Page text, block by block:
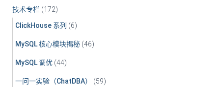
技术专栏 (172)
ClickHouse 系列 (6)
MySQL 核心模块揭秘 (46)
MySQL 调优 (44)
一问一实验（ChatDBA） (59)